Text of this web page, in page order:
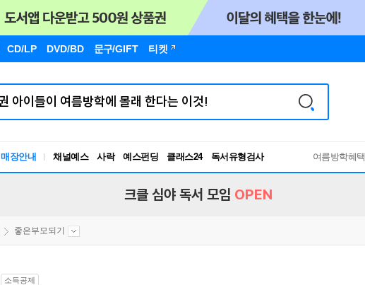
CD/LP DVD/BD 문구/GIFT 티켓
매장안내 채널예스 사락 예스펀딩 클래스24
독서유형검사
RBTI Lab
여름방학혜택
크클 심야 독서 모임 OPEN
좋은부모되기
소득공제